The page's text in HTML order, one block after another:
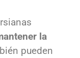
la
pueden